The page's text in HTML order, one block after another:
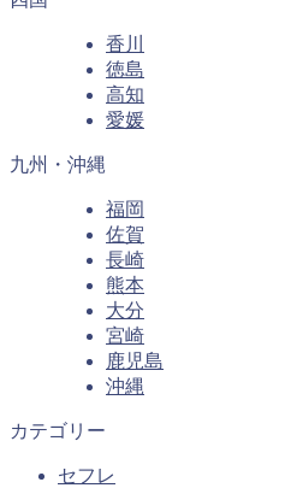
香川
徳島
高知
愛媛
九州・沖縄
福岡
佐賀
長崎
熊本
大分
宮崎
鹿児島
沖縄
カテゴリー
セフレ